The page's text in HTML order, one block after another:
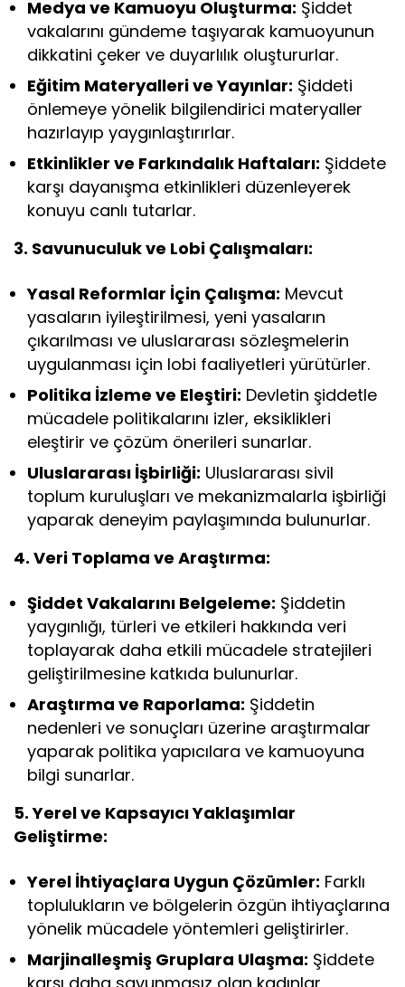
Medya ve Kamuoyu Oluşturma: Şiddet
vakalarını gündeme taşıyarak kamuoyunun
dikkatini çeker ve duyarlılık oluştururlar.
Eğitim Materyalleri ve Yayınlar: Şiddeti
önlemeye yönelik bilgilendirici materyaller
hazırlayıp yaygınlaştırırlar.
Etkinlikler ve Farkındalık Haftaları: Şiddete
karşı dayanışma etkinlikleri düzenleyerek
konuyu canlı tutarlar.
3. Savunuculuk ve Lobi Çalışmaları:
Yasal Reformlar İçin Çalışma: Mevcut
yasaların iyileştirilmesi, yeni yasaların
çıkarılması ve uluslararası sözleşmelerin
uygulanması için lobi faaliyetleri yürütürler.
Politika İzleme ve Eleştiri: Devletin şiddetle
mücadele politikalarını izler, eksiklikleri
eleştirir ve çözüm önerileri sunarlar.
Uluslararası İşbirliği: Uluslararası sivil
toplum kuruluşları ve mekanizmalarla işbirliği
yaparak deneyim paylaşımında bulunurlar.
4. Veri Toplama ve Araştırma:
Şiddet Vakalarını Belgeleme: Şiddetin
yaygınlığı, türleri ve etkileri hakkında veri
toplayarak daha etkili mücadele stratejileri
geliştirilmesine katkıda bulunurlar.
Araştırma ve Raporlama: Şiddetin
nedenleri ve sonuçları üzerine araştırmalar
yaparak politika yapıcılara ve kamuoyuna
bilgi sunarlar.
5. Yerel ve Kapsayıcı Yaklaşımlar
Geliştirme:
Yerel İhtiyaçlara Uygun Çözümler: Farklı
toplulukların ve bölgelerin özgün ihtiyaçlarına
yönelik mücadele yöntemleri geliştirirler.
Marjinalleşmiş Gruplara Ulaşma: Şiddete